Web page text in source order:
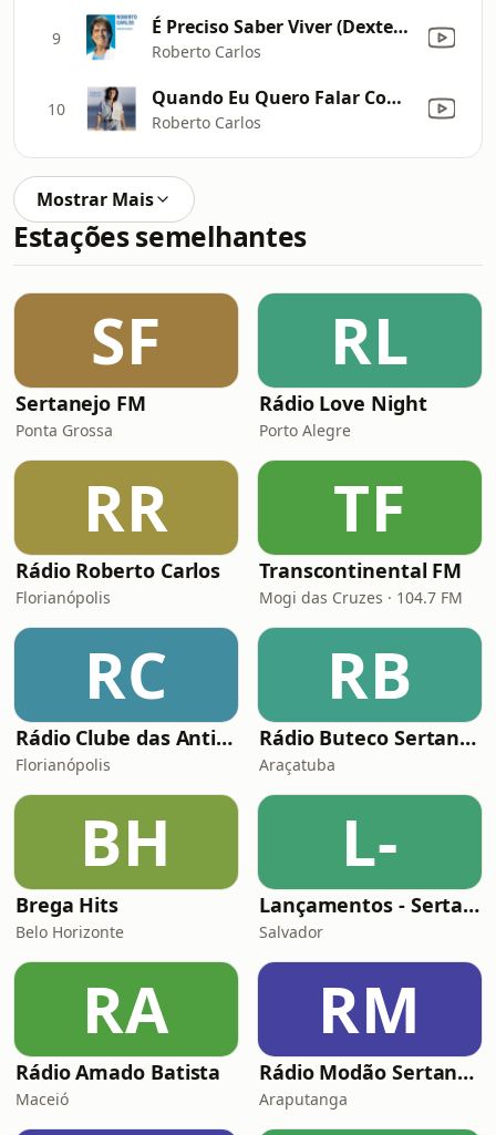
9 É Preciso Saber Viver (Dexterz Remix)
Roberto Carlos
10 Quando Eu Quero Falar Com Deus (Versão Remasterizada)
Roberto Carlos
Mostrar Mais
Estações semelhantes
SF
Sertanejo FM
Ponta Grossa
RL
Rádio Love Night
Porto Alegre
RR
Rádio Roberto Carlos
Florianópolis
TF
Transcontinental FM
Mogi das Cruzes · 104.7 FM
RC
Rádio Clube das Antigas Floripa
Florianópolis
RB
Rádio Buteco Sertanejo
Araçatuba
BH
Brega Hits
Belo Horizonte
L-
Lançamentos - Sertanejo e Sofrência
Salvador
RA
Rádio Amado Batista
Maceió
RM
Rádio Modão Sertanejo
Araputanga